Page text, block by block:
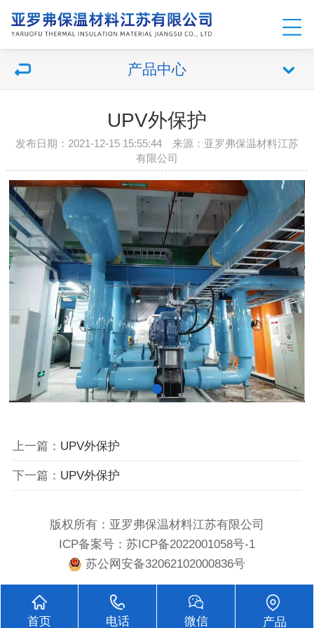
产品中心
UPV外保护
发布日期：2021-12-15 15:55:44 来源： 亚罗弗保温材料江苏
有限公司
上一篇： UPV外保护
下一篇： UPV外保护
版权所有：亚罗弗保温材料江苏有限公司
ICP备案号： 苏ICP备2022001058号-1
苏公网安备32062102000836号
首页 电话 微信 产品